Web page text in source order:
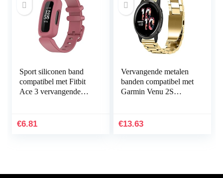
Sport siliconen band
compatibel met Fitbit
Ace 3 vervangende
horlogearmband…
€6.81
Vervangende metalen
banden compatibel met
Garmin Venu 2S
horlogeband bandjes
€13.63